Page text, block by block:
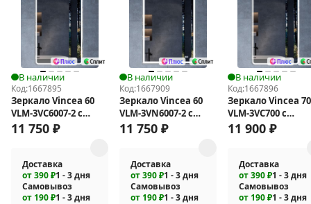
В наличии
Код:1667895
Зеркало Vincea 60
VLM-3VC6007-2 с
подсветкой
11 750 ₽
Доставка
от 390 ₽1 - 3 дня
Самовывоз
от 190 ₽1 - 3 дня
В наличии
Код:1667909
Зеркало Vincea 60
VLM-3VN6007-2 с
подсветкой
11 750 ₽
Доставка
от 390 ₽1 - 3 дня
Самовывоз
от 190 ₽1 - 3 дня
В наличии
Код:1667896
Зеркало Vincea 70
VLM-3VC700 с
подсветкой
11 900 ₽
Доставка
от 390 ₽1 - 3 дня
Самовывоз
от 190 ₽1 - 3 дня